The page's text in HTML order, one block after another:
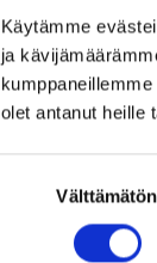
Käytämme
ja
olet antanut heille
Välttämätön